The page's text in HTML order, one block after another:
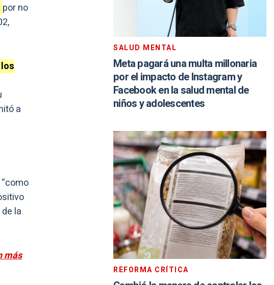
por no
a
la
más
SALUD MENTAL
Meta pagará una multa millonaria
por el impacto de Instagram y
Facebook en la salud mental de
niños y adolescentes
REFORMA CRÍTICA